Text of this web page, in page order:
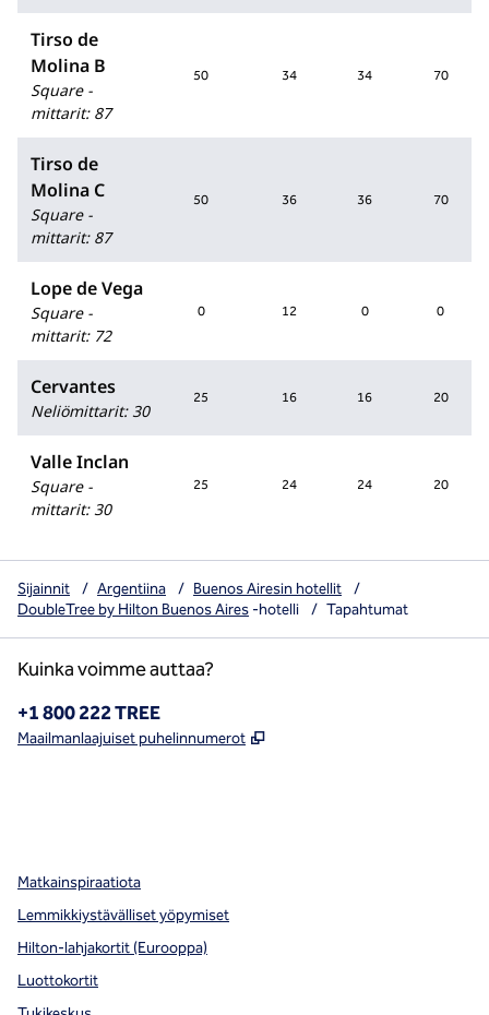
Tirso de
Molina B
Square -
mittarit: 87
50 34 34 70
Tirso de
Molina C
Square -
mittarit: 87
50 36 36 70
Lope de Vega
Square -
mittarit: 72
0 12 0 0
Cervantes
Neliömittarit: 30
25 16 16 20
Valle Inclan
Square -
mittarit: 30
25 24 24 20
Sijainnit / Argentiina / Buenos Airesin hotellit
/
DoubleTree by Hilton Buenos Aires -hotelli / Tapahtumat
Kuinka voimme auttaa?
Puhelin:
+1 800 222 TREE
Maailmanlaajuiset puhelinnumerot ,
Matkainspiraatiota
Lemmikkiystävälliset yöpymiset
Hilton-lahjakortit (Eurooppa)
Luottokortit